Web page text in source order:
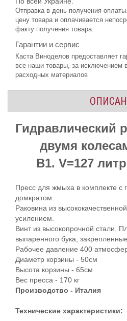
Отправка в день получения
цену товара и оплачивается
факту получения товара.
Гарантии и сервис
Каста Виноделов предоставляет
все наши товары, за исключением
расходных материалов
Гидравлический
двумя
B1. V=127
Пресс для жмыха в комплекте с
домкратом.
Раковина из
усилением.
Винт из высокопрочной стали.
выпаренного бука,
Рабочее давление 400
Диаметр корзины - 50см
Высота корзины - 65см
Вес пресса - 170 кг
Производство - Италия
Технические характеристики: